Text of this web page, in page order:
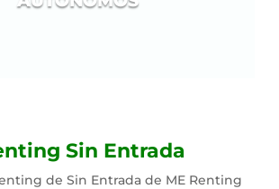
Sin Entrada
de Sin Entrada de ME Renting